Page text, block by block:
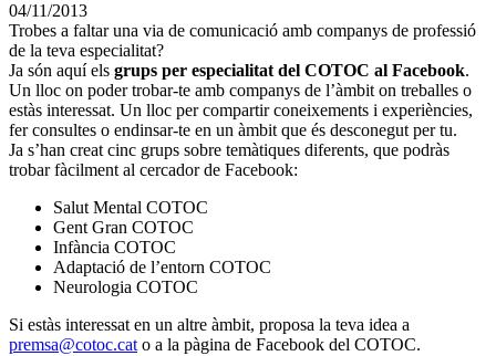
04/11/2013
Trobes a faltar una via de comunicació amb companys de professió
de la teva especialitat?
Ja són aquí els grups per especialitat del COTOC al Facebook.
Un lloc on poder trobar-te amb companys de l’àmbit on treballes o
estàs interessat. Un lloc per compartir coneixements i experiències,
fer consultes o endinsar-te en un àmbit que és desconegut per tu.
Ja s’han creat cinc grups sobre temàtiques diferents, que podràs
trobar fàcilment al cercador de Facebook:
Salut Mental COTOC
Gent Gran COTOC
Infància COTOC
Adaptació de l’entorn COTOC
Neurologia COTOC
Si estàs interessat en un altre àmbit, proposa la teva idea a
premsa@cotoc.cat o a la pàgina de Facebook del COTOC.